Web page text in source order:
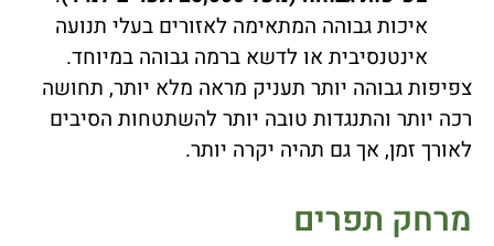
איכות גבוהה המתאימה לאזורים בעלי תנועה
אינטנסיבית או לדשא ברמה גבוהה במיוחד.
צפיפות גבוהה יותר תעניק מראה מלא יותר, תחושה
רכה יותר והתנגדות טובה יותר להשתטחות הסיבים
לאורך זמן, אך גם תהיה יקרה יותר.
מרחק תפרים